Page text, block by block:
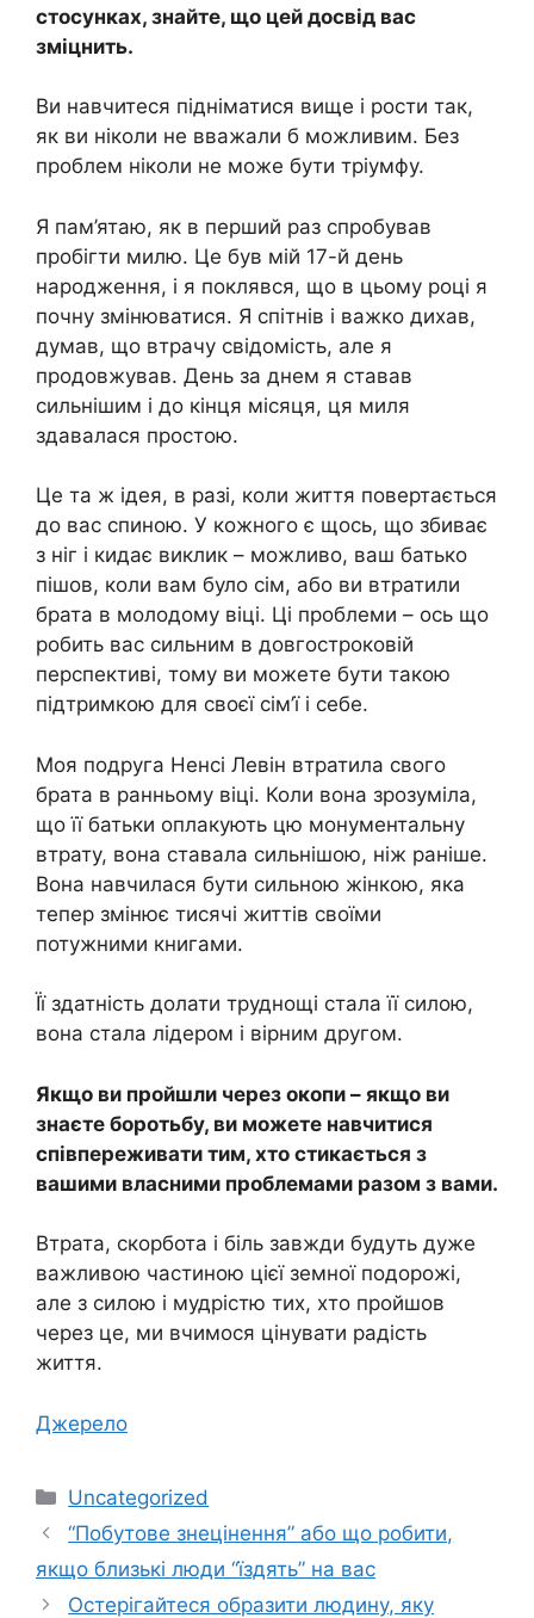
стосунках, знайте, що цей досвід вас
зміцнить.
Ви навчитеся підніматися вище і рости так,
як ви ніколи не вважали б можливим. Без
проблем ніколи не може бути тріумфу.
Я пам’ятаю, як в перший раз спробував
пробігти милю. Це був мій 17-й день
народження, і я поклявся, що в цьому році я
почну змінюватися. Я спітнів і важко дихав,
думав, що втрачу свідомість, але я
продовжував. День за днем ​​я ставав
сильнішим і до кінця місяця, ця миля
здавалася простою.
Це та ж ідея, в разі, коли життя повертається
до вас спиною. У кожного є щось, що збиває
з ніг і кидає виклик – можливо, ваш батько
пішов, коли вам було сім, або ви втратили
брата в молодому віці. Ці проблеми – ось що
робить вас сильним в довгостроковій
перспективі, тому ви можете бути такою
підтримкою для своєї сім’ї і себе.
Моя подруга Ненсі Левін втратила свого
брата в ранньому віці. Коли вона зрозуміла,
що її батьки оплакують цю монументальну
втрату, вона ставала сильнішою, ніж раніше.
Вона навчилася бути сильною жінкою, яка
тепер змінює тисячі життів своїми
потужними книгами.
Її здатність долати труднощі стала її силою,
вона стала лідером і вірним другом.
Якщо ви пройшли через окопи – якщо ви
знаєте боротьбу, ви можете навчитися
співпереживати тим, хто стикається з
вашими власними проблемами разом з вами.
Втрата, скорбота і біль завжди будуть дуже
важливою частиною цієї земної подорожі,
але з силою і мудрістю тих, хто пройшов
через це, ми вчимося цінувати радість
життя.
Джерело
Категорії
Uncategorized
“Побутове знецінення” або що робити,
якщо близькі люди “їздять” на вас
Остерігайтеся образити людину, яку